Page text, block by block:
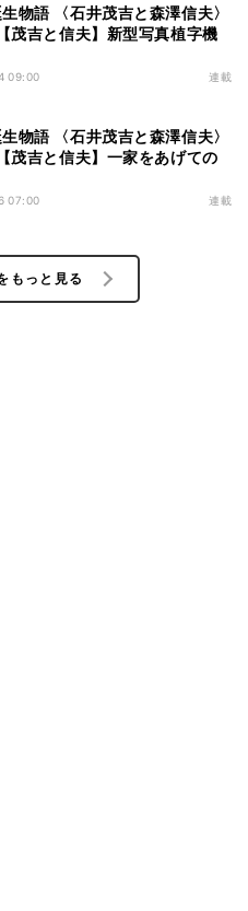
物語 〈石井茂吉と森澤信夫〉
茂吉と信夫】新型写真植字機
09:00 連載
物語 〈石井茂吉と森澤信夫〉
茂吉と信夫】一家をあげての
07:00 連載
もっと見る